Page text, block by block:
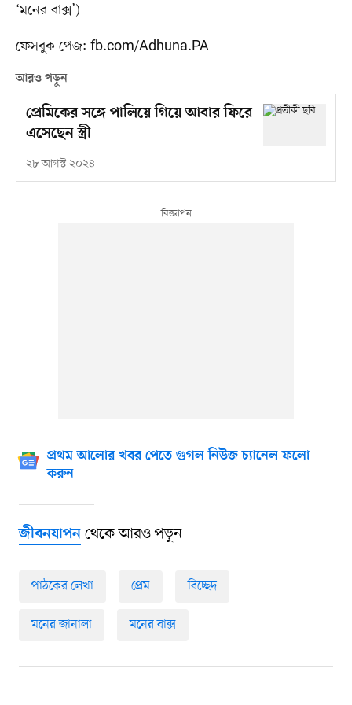
‘মনের বাক্স’)
ফেসবুক পেজ: fb.com/Adhuna.PA
আরও পড়ুন
প্রেমিকের সঙ্গে পালিয়ে গিয়ে আবার ফিরে
এসেছেন স্ত্রী
২৮ আগস্ট ২০২৪
প্রথম আলোর খবর পেতে গুগল নিউজ চ্যানেল ফলো
করুন
জীবনযাপনথেকে আরও পড়ুন
পাঠকের লেখা প্রেম বিচ্ছেদ
মনের জানালা মনের বাক্স